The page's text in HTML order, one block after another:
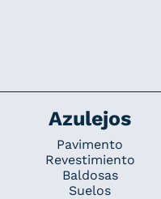
Azulejos
Pavimento
Revestimiento
Baldosas
Suelos